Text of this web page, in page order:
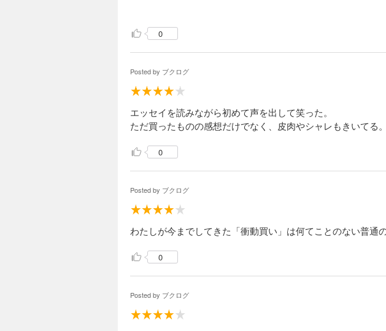
面白可笑しく書いてはいるが、それが余計に独特な視点を際
［ おすすめ度 ］
☆☆☆☆☆☆☆ おすすめ度
☆☆☆☆☆☆☆ 文章
☆☆☆☆☆☆☆ メッセージ性
☆☆☆☆☆☆☆ 冒険性
共感度（空振り三振・一部・参った！）
読書の速度（時間がかかった・普通・一気に読んだ）
［ 関連図書 ］
［ 参考となる書評 ］
おかげで気分盛り返してきたよ～。
そして旦那さんはゲイ。
片付けるのが嫌い。
なんか、ちょっとひけた。。。
でも普通じゃないとこが、この人らしいね。
0
Posted by ブクログ
エッセイを読みながら初めて声を出して笑った。
ただ買ったものの感想だけでなく、皮肉やシャレもきいてる。
0
Posted by ブクログ
わたしが今までしてきた「衝動買い」は何てことのない普通
0
Posted by ブクログ